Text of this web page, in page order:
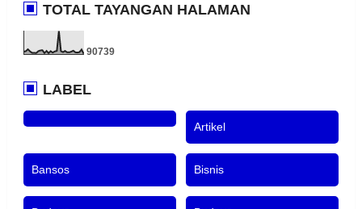
TOTAL TAYANGAN HALAMAN
90739
LABEL
Artikel
Bansos Bisnis